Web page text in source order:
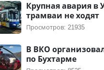
Крупная авария в
трамваи не ходят
Просмотров: 21935
В ВКО
по Бухтарме